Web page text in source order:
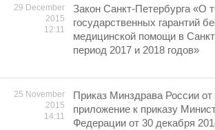
29 December
2015
12:11
Закон Санкт-Петербурга «О
государственных гарантий
медицинской помощи в
период 2017 и 2018 годов»
25 November
2015
14:11
Приказ Минздрава России
приложение к приказу
Федерации от 30 декабря